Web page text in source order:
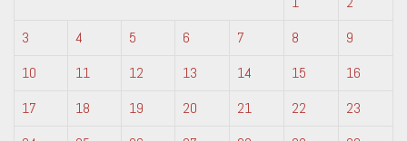
3
4 5 6 7 8
9
10
11 12 13 14 15
16
17
18 19 20 21 22
23